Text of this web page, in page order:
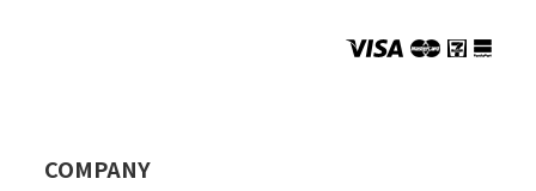
COMPANY